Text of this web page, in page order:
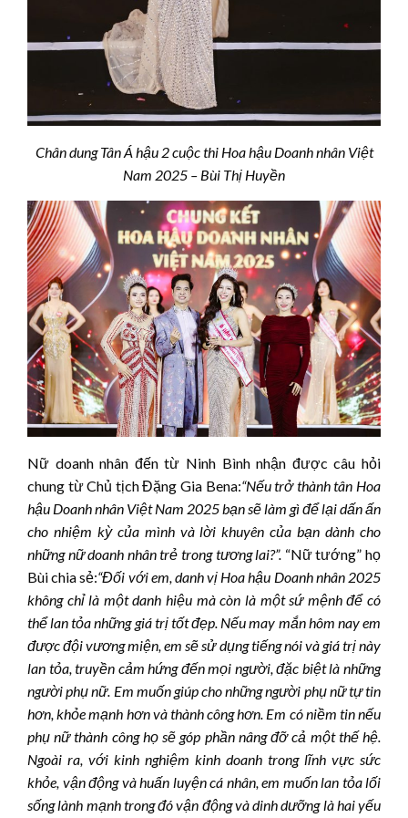
Chân dung Tân Á hậu 2 cuộc thi Hoa hậu Doanh nhân Việt
Nam 2025 – Bùi Thị Huyền
Nữ doanh nhân đến từ Ninh Bình nhận được câu hỏi
chung từ Chủ tịch Đặng Gia Bena:“Nếu trở thành tân Hoa
hậu Doanh nhân Việt Nam 2025 bạn sẽ làm gì để lại dấn ấn
cho nhiệm kỳ của mình và lời khuyên của bạn dành cho
những nữ doanh nhân trẻ trong tương lai?”. “Nữ tướng” họ
Bùi chia sẻ:“Đối với em, danh vị Hoa hậu Doanh nhân 2025
không chỉ là một danh hiệu mà còn là một sứ mệnh để có
thể lan tỏa những giá trị tốt đẹp. Nếu may mắn hôm nay em
được đội vương miện, em sẽ sử dụng tiếng nói và giá trị này
lan tỏa, truyền cảm hứng đến mọi người, đặc biệt là những
người phụ nữ. Em muốn giúp cho những người phụ nữ tự tin
hơn, khỏe mạnh hơn và thành công hơn. Em có niềm tin nếu
phụ nữ thành công họ sẽ góp phần nâng đỡ cả một thế hệ.
Ngoài ra, với kinh nghiệm kinh doanh trong lĩnh vực sức
khỏe, vận động và huấn luyện cá nhân, em muốn lan tỏa lối
sống lành mạnh trong đó vận động và dinh dưỡng là hai yếu